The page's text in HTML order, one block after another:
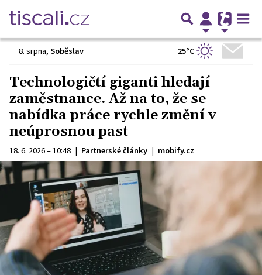
8. srpna, Soběslav 25°C
Technologičtí giganti hledají
zaměstnance. Až na to, že se
nabídka práce rychle změní v
neúprosnou past
18. 6. 2026 – 10:48 | Partnerské články | mobify.cz